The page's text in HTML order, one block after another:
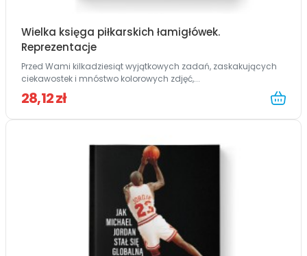
Wielka księga piłkarskich łamigłówek.
Reprezentacje
Przed Wami kilkadziesiąt wyjątkowych zadań, zaskakujących
ciekawostek i mnóstwo kolorowych zdjęć,...
28,12 zł